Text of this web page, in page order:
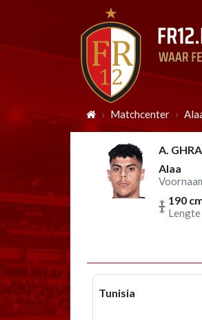
Matchcenter
A.
Alaa
190
Lengte
Tunisia